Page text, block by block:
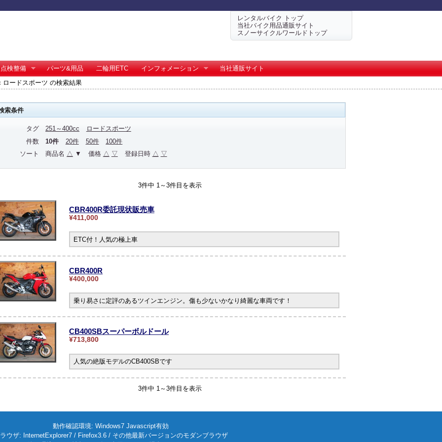
レンタルバイク トップ
当社バイク用品通販サイト
スノーサイクルワールドトップ
点検整備 パーツ&用品 二輪用ETC インフォメーション
当社通販サイト
ードスポーツ の検索結果
索条件
タグ 251～400cc
ロードスポーツ
件数
10件 20件 50件
100件
ソート
商品名 △ ▼ 価格 △ ▽ 登録日時 △ ▽
3件中 1～3件目を表示
CBR400R委託現状販売車
¥411,000
ETC付！人気の極上車
CBR400R
¥400,000
乗り易さに定評のあるツインエンジン。傷も少ないかなり綺麗な車両です！
CB400SBスーパーボルドール
¥713,800
人気の絶版モデルのCB400SBです
3件中 1～3件目を表示
動作確認環境: Windows7 Javascript有効
ウザ: InternetExplorer7 / Firefox3.6 / その他最新バージョンのモダンブラウザ